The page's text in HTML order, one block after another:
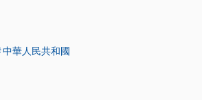
中華人民共和國